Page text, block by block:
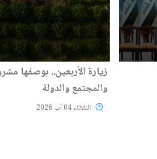
زيارة الأربعين.. بوصفها
والمجتمع والدولة
الثلاثاء 04 آب 2026